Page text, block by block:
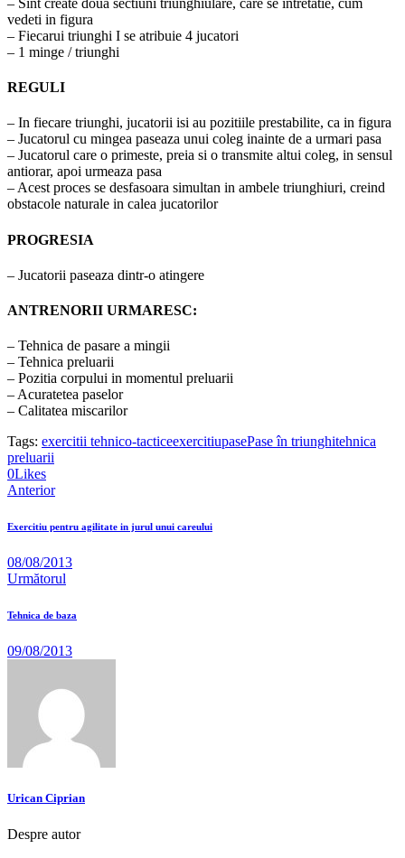
vedeti in figura
– Fiecarui triunghi I se atribuie 4 jucatori
– 1 minge / triunghi
REGULI
– In fiecare triunghi, jucatorii isi au pozitiile prestabilite, ca in figura
– Jucatorul cu mingea paseaza unui coleg inainte de a urmari pasa
– Jucatorul care o primeste, preia si o transmite altui coleg, in sensul
antiorar, apoi urmeaza pasa
– Acest proces se desfasoara simultan in ambele triunghiuri, creind
obstacole naturale in calea jucatorilor
PROGRESIA
– Jucatorii paseaza dintr-o atingere
ANTRENORII URMARESC:
– Tehnica de pasare a mingii
– Tehnica preluarii
– Pozitia corpului in momentul preluarii
– Acuratetea paselor
– Calitatea miscarilor
Tags: exercitii tehnico-tacticeexercitiupasePase în triunghitehnica
preluarii
0LikesTwitter-
x
Facebook
Share-
email
Copy
URL
clipboard
Navigare
în
Anterior
Exercitiu pentru agilitate in jurul unui careului
08/08/2013
Următorul
Tehnica de baza
09/08/2013
Urican Ciprian
Despre autor